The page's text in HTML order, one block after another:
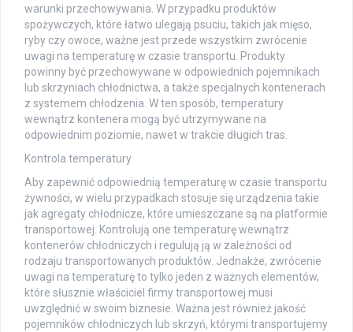
warunki przechowywania. W przypadku produktów
spożywczych, które łatwo ulegają psuciu, takich jak mięso,
ryby czy owoce, ważne jest przede wszystkim zwrócenie
uwagi na temperaturę w czasie transportu. Produkty
powinny być przechowywane w odpowiednich pojemnikach
lub skrzyniach chłodnictwa, a także specjalnych kontenerach
z systemem chłodzenia. W ten sposób, temperatury
wewnątrz kontenera mogą być utrzymywane na
odpowiednim poziomie, nawet w trakcie długich tras.
Kontrola temperatury
Aby zapewnić odpowiednią temperaturę w czasie transportu
żywności, w wielu przypadkach stosuje się urządzenia takie
jak agregaty chłodnicze, które umieszczane są na platformie
transportowej. Kontrolują one temperaturę wewnątrz
kontenerów chłodniczych i regulują ją w zależności od
rodzaju transportowanych produktów. Jednakże, zwrócenie
uwagi na temperaturę to tylko jeden z ważnych elementów,
które słusznie właściciel firmy transportowej musi
uwzględnić w swoim biznesie. Ważna jest również jakość
pojemników chłodniczych lub skrzyń, którymi transportujemy